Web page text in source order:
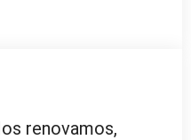
renovamos,